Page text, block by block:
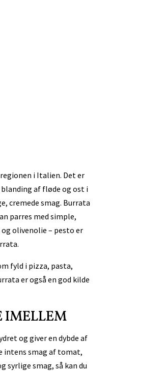
i Italien. Det er
af fløde og ost i
cremede smag. Burrata
parres med simple,
olivenolie – pesto er
fyld i pizza, pasta,
er også en god kilde
IMELLEM
og giver en dybde af
intens smag af tomat,
syrlige smag, så kan du